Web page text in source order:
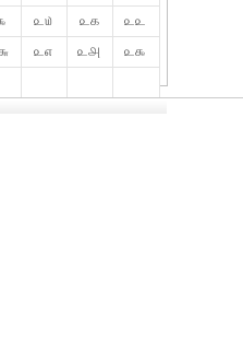
௨௰ ௨௧
௨௨
௨௭ ௨௮
௨௯